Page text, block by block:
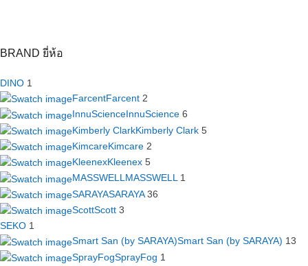
BRAND ยี่ห้อ
DINO 1
FarcentFarcent 2
InnuScienceInnuScience 6
Kimberly ClarkKimberly Clark 5
KimcareKimcare 2
KleenexKleenex 5
MASSWELLMASSWELL 1
SARAYASARAYA 36
ScottScott 3
SEKO 1
Smart San (by SARAYA)Smart San (by SARAYA) 13
SprayFogSprayFog 1